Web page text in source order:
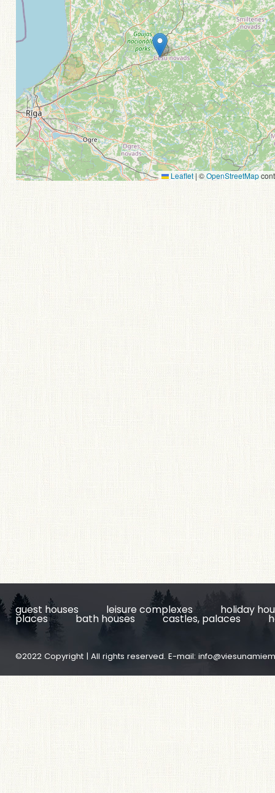
Leaflet | ©OpenStreetMap
guest houses leisure complexes holiday
places bath houses castles, palaces
©2022 Copyright | All rights reserved. E-mail: